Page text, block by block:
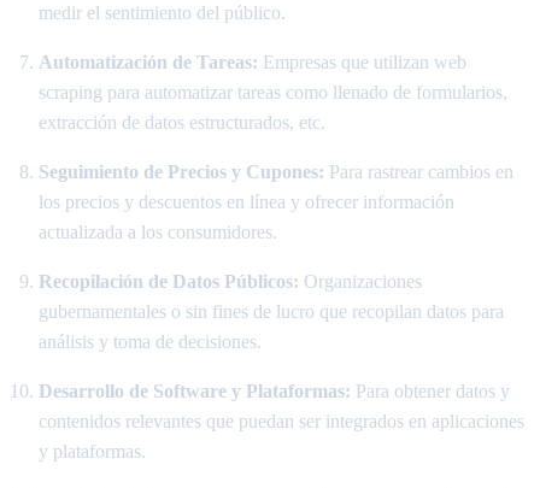
medir el sentimiento del público.
Automatización de Tareas: Empresas que utilizan web
scraping para automatizar tareas como llenado de formularios,
extracción de datos estructurados, etc.
Seguimiento de Precios y Cupones: Para rastrear cambios en
los precios y descuentos en línea y ofrecer información
actualizada a los consumidores.
Recopilación de Datos Públicos: Organizaciones
gubernamentales o sin fines de lucro que recopilan datos para
análisis y toma de decisiones.
Desarrollo de Software y Plataformas: Para obtener datos y
contenidos relevantes que puedan ser integrados en aplicaciones
y plataformas.